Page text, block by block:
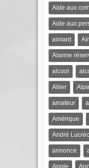
Aide aux
Aide aux
aimant
Alarme
alcool
Allier
amateur
Amérique
André
annonce
Apple